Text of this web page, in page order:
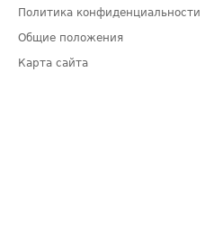
Политика конфиденциальности
Общие положения
Карта сайта